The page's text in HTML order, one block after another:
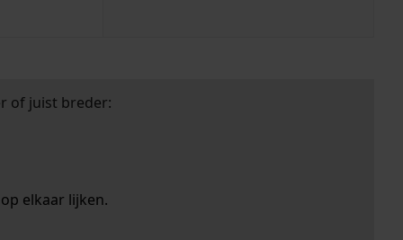
of juist breder:
elkaar lijken.